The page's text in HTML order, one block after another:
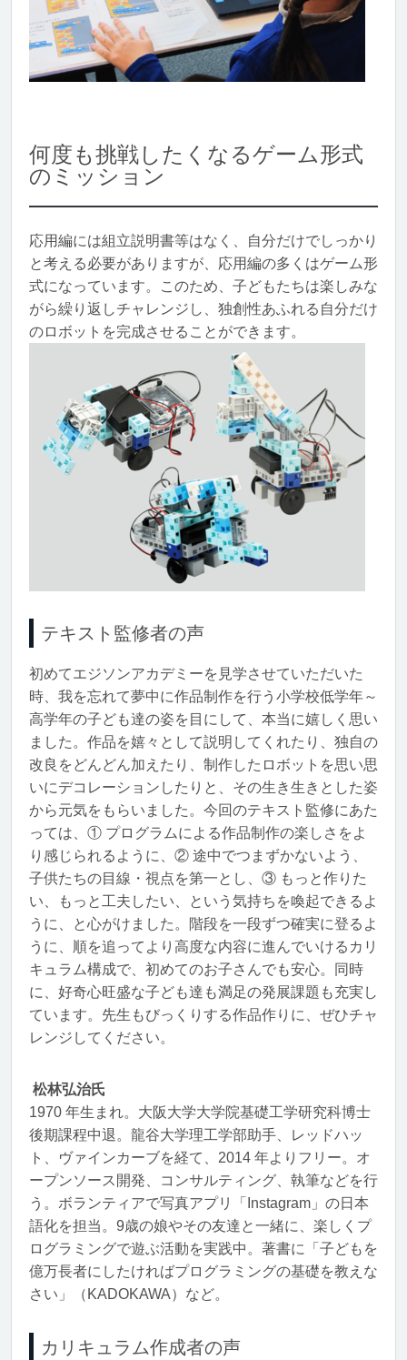
何度も挑戦したくなるゲーム形式
のミッション
応用編には組立説明書等はなく、自分だけでしっかり
と考える必要がありますが、応用編の多くはゲーム形
式になっています。このため、子どもたちは楽しみな
がら繰り返しチャレンジし、独創性あふれる自分だけ
のロボットを完成させることができます。
テキスト監修者の声
初めてエジソンアカデミーを見学させていただいた
時、我を忘れて夢中に作品制作を行う小学校低学年～
高学年の子ども達の姿を目にして、本当に嬉しく思い
ました。作品を嬉々として説明してくれたり、独自の
改良をどんどん加えたり、制作したロボットを思い思
いにデコレーションしたりと、その生き生きとした姿
から元気をもらいました。今回のテキスト監修にあた
っては、① プログラムによる作品制作の楽しさをよ
り感じられるように、② 途中でつまずかないよう、
子供たちの目線・視点を第一とし、③ もっと作りた
い、もっと工夫したい、という気持ちを喚起できるよ
うに、と心がけました。階段を一段ずつ確実に登るよ
うに、順を追ってより高度な内容に進んでいけるカリ
キュラム構成で、初めてのお子さんでも安心。同時
に、好奇心旺盛な子ども達も満足の発展課題も充実し
ています。先生もびっくりする作品作りに、ぜひチャ
レンジしてください。
松林弘治氏
1970 年生まれ。大阪大学大学院基礎工学研究科博士
後期課程中退。龍谷大学理工学部助手、レッドハッ
ト、ヴァインカーブを経て、2014 年よりフリー。オ
ープンソース開発、コンサルティング、執筆などを行
う。ボランティアで写真アプリ「Instagram」の日本
語化を担当。9歳の娘やその友達と一緒に、楽しくプ
ログラミングで遊ぶ活動を実践中。著書に「子どもを
億万長者にしたければプログラミングの基礎を教えな
さい」（KADOKAWA）など。
カリキュラム作成者の声